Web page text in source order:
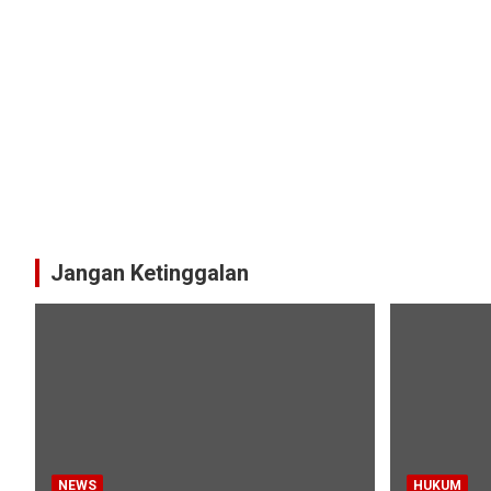
Jangan Ketinggalan
NEWS HUKUM